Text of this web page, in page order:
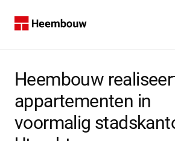
Home
Contact
Heembouw
appartementen in
voormalig